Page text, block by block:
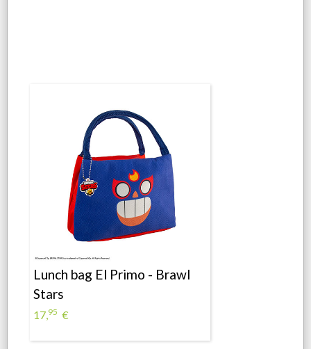
Lunch bag El Primo - Brawl
Stars
17, 95 €